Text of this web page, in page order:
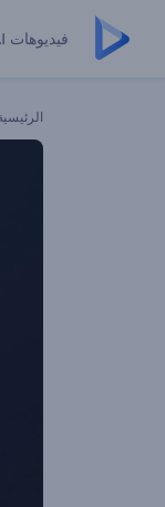
فيديوهات AI